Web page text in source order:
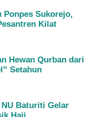
Ponpes Sukorejo,
Kilat
Hewan Qurban dari
Setahun
NU Baturiti Gelar